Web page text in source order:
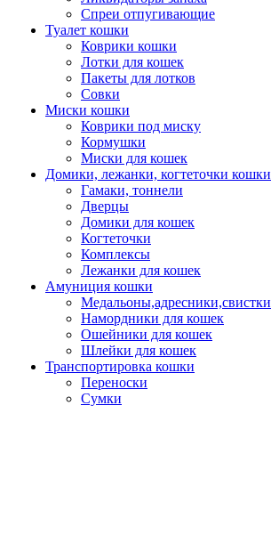
Спреи отпугивающие
Туалет кошки
Коврики кошки
Лотки для кошек
Пакеты для лотков
Совки
Миски кошки
Коврики под миску
Кормушки
Миски для кошек
Домики, лежанки, когтеточки кошки
Гамаки, тоннели
Дверцы
Домики для кошек
Когтеточки
Комплексы
Лежанки для кошек
Амуниция кошки
Медальоны,адресники,свистки
Намордники для кошек
Ошейники для кошек
Шлейки для кошек
Транспортировка кошки
Переноски
Сумки